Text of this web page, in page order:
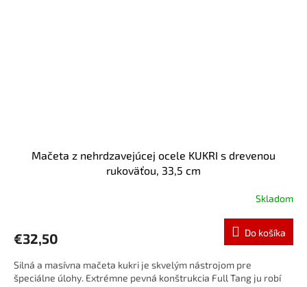
Mačeta z nehrdzavejúcej ocele KUKRI s drevenou
rukoväťou, 33,5 cm
Skladom
€32,50 Do košíka
Silná a masívna mačeta kukri je skvelým nástrojom pre
špeciálne úlohy. Extrémne pevná konštrukcia Full Tang ju robí